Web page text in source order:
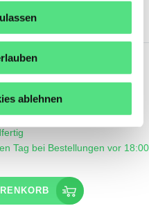
ablehnen
SOG
Tag bei Bestellungen vor 18:00